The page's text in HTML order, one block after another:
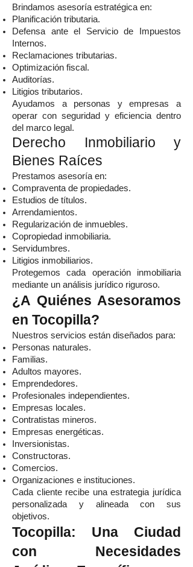
Brindamos asesoría estratégica en:
Planificación tributaria.
Defensa ante el Servicio de Impuestos
Internos.
Reclamaciones tributarias.
Optimización fiscal.
Auditorías.
Litigios tributarios.
Ayudamos a personas y empresas a
operar con seguridad y eficiencia dentro
del marco legal.
Derecho Inmobiliario y
Bienes Raíces
Prestamos asesoría en:
Compraventa de propiedades.
Estudios de títulos.
Arrendamientos.
Regularización de inmuebles.
Copropiedad inmobiliaria.
Servidumbres.
Litigios inmobiliarios.
Protegemos cada operación inmobiliaria
mediante un análisis jurídico riguroso.
¿A Quiénes Asesoramos
en Tocopilla?
Nuestros servicios están diseñados para:
Personas naturales.
Familias.
Adultos mayores.
Emprendedores.
Profesionales independientes.
Empresas locales.
Contratistas mineros.
Empresas energéticas.
Inversionistas.
Constructoras.
Comercios.
Organizaciones e instituciones.
Cada cliente recibe una estrategia jurídica
personalizada y alineada con sus
objetivos.
Tocopilla: Una Ciudad
con Necesidades